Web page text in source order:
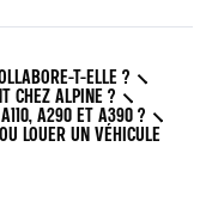
T-ELLE ?
CHEZ ALPINE ?
A290 ET A390 ?
LOUER UN VÉHICULE